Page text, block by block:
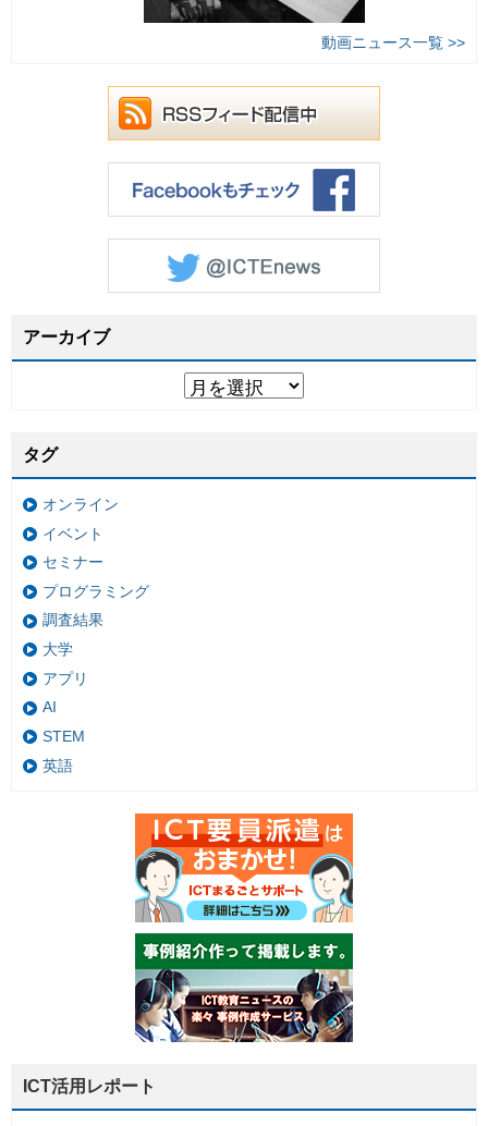
動画ニュース一覧 >>
アーカイブ
タグ
オンライン
イベント
セミナー
プログラミング
調査結果
大学
アプリ
AI
STEM
英語
ICT活用レポート